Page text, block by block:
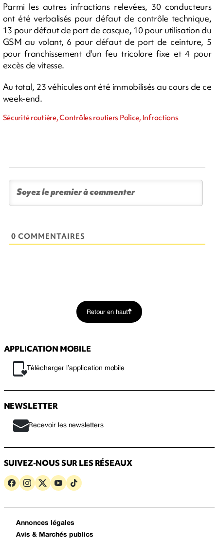
Parmi les autres infractions relevées, 30 conducteurs
ont été verbalisés pour défaut de contrôle technique,
13 pour défaut de port de casque, 10 pour utilisation du
GSM au volant, 6 pour défaut de port de ceinture, 5
pour franchissement d'un feu tricolore fixe et 4 pour
excès de vitesse.
Au total, 23 véhicules ont été immobilisés au cours de ce
week-end.
Sécurité routière, Contrôles routiers Police, Infractions
0 COMMENTAIRES
Retour en haut
APPLICATION MOBILE
Télécharger l’application mobile
NEWSLETTER
Recevoir les newsletters
SUIVEZ-NOUS SUR LES RÉSEAUX
Annonces légales
Avis & Marchés publics